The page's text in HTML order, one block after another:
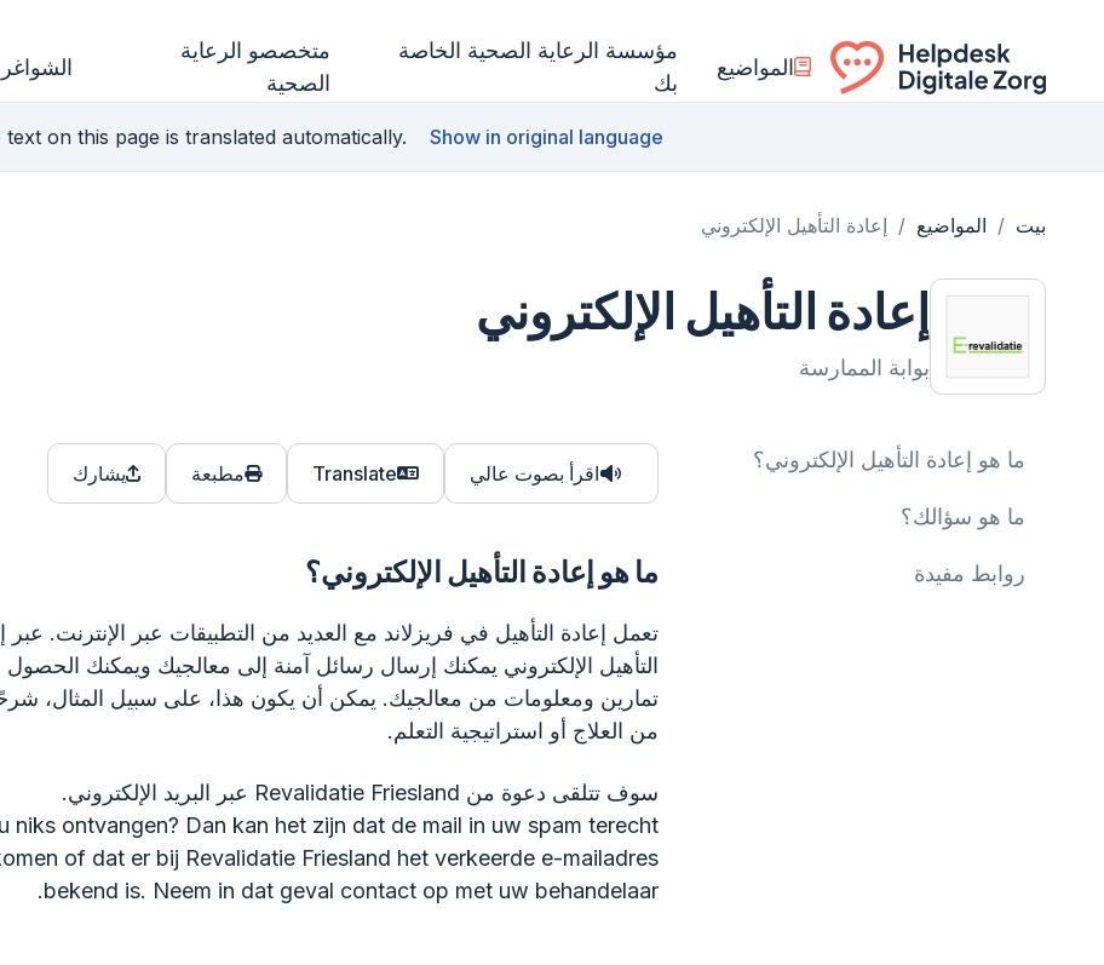
Ga naar de homepagina
المواضيع
مؤسسة الرعاية الصحية الخاصة
بك
متخصصو الرعاية
الصحية
الشواغر
text on this page is translated automatically. Show in original language
بيت / المواضيع / إعادة التأهيل الإلكتروني
إعادة التأهيل الإلكتروني
بوابة الممارسة
ما هو إعادة التأهيل الإلكتروني؟
ما هو سؤالك؟
روابط مفيدة
اقرأ بصوت عالي Translate مطبعة يشارك
ما هو إعادة التأهيل الإلكتروني؟
تعمل إعادة التأهيل في فريزلاند مع العديد من التطبيقات عبر الإنترنت. عبر
التأهيل الإلكتروني يمكنك إرسال رسائل آمنة إلى معالجيك ويمكنك
تمارين ومعلومات من معالجيك. يمكن أن يكون هذا، على سبيل المثال،
من العلاج أو استراتيجية التعلم.
سوف تتلقى دعوة من Revalidatie Friesland عبر البريد الإلكتروني.
niks ontvangen? Dan kan het zijn dat de mail in uw spam terecht
of dat er bij Revalidatie Friesland het verkeerde e-mailadres
bekend is. Neem in dat geval contact op met uw behandelaar.